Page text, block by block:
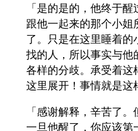
「是的是的，他终于
跟他一起来的那个小姐
了。只是在这里睡着
找的人，所以事实与他
各样的分歧。承受着这
这里展开！事情就是这
「感谢解释，辛苦了
一旦他醒了，你应该